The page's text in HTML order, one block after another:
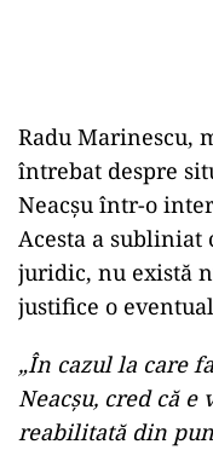
Radu Marinescu,
întrebat despre
Neacșu într-o
Acesta a subliniat
juridic, nu există
justifice o
„În cazul la care
Neacșu, cred că e
reabilitată din